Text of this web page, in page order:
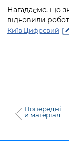
Kyiv
Київська
Пам'ятки
Портал
Важливе під
«Ініціатива
Уряд» –
Про відкриті
Нагадаємо, що
відновили
Київ Цифровий
Попередні
й матеріал